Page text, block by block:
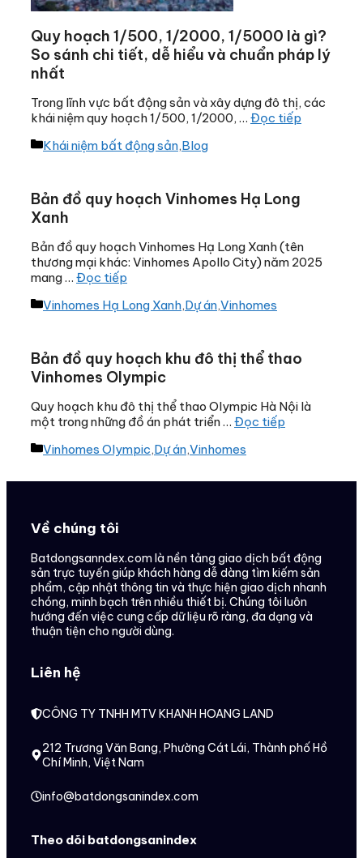
Quy hoạch 1/500, 1/2000, 1/5000 là gì?
So sánh chi tiết, dễ hiểu và chuẩn pháp lý
nhất
Trong lĩnh vực bất động sản và xây dựng đô thị, các
khái niệm quy hoạch 1/500, 1/2000, … Đọc tiếp
Danh
Khái niệm bất động sản,Blog
Bản đồ quy hoạch Vinhomes Hạ Long
Xanh
Bản đồ quy hoạch Vinhomes Hạ Long Xanh (tên
thương mại khác: Vinhomes Apollo City) năm 2025
mang … Đọc tiếp
Danh
Vinhomes Hạ Long Xanh,Dự án,Vinhomes
Bản đồ quy hoạch khu đô thị thể thao
Vinhomes Olympic
Quy hoạch khu đô thị thể thao Olympic Hà Nội là
một trong những đồ án phát triển … Đọc tiếp
Danh
Vinhomes Olympic,Dự án,Vinhomes
Về chúng tôi
Batdongsanndex.com là nền tảng giao dịch bất động
sản trực tuyến giúp khách hàng dễ dàng tìm kiếm sản
phẩm, cập nhật thông tin và thực hiện giao dịch nhanh
chóng, minh bạch trên nhiều thiết bị. Chúng tôi luôn
hướng đến việc cung cấp dữ liệu rõ ràng, đa dạng và
thuận tiện cho người dùng.
Liên hệ
CÔNG TY TNHH MTV KHANH HOANG LAND
212 Trương Văn Bang, Phường Cát Lái, Thành phố Hồ
Chí Minh, Việt Nam
info@batdongsanindex.com
Theo dõi batdongsanindex